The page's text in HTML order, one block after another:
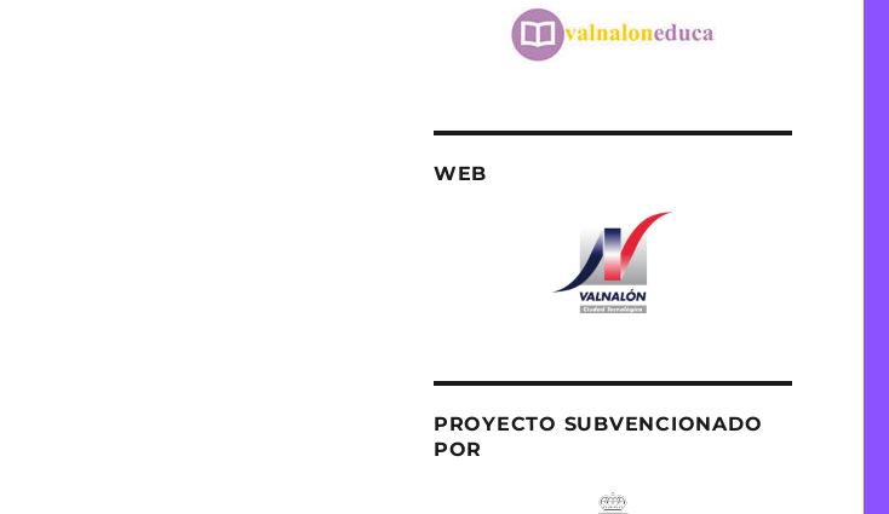
WEB
PROYECTO SUBVENCIONADO
POR